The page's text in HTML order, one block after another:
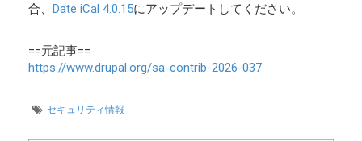
合、 Date iCal 4.0.15にアップデートしてください。
==元記事==
https://www.drupal.org/sa-contrib-2026-037
セキュリティ情報